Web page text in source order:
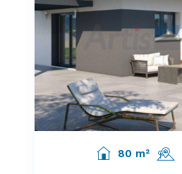
80 m²